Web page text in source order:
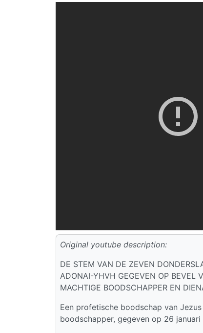
Original youtube description:
DE STEM VAN DE ZEVEN
ADONAI-YHVH GEGEVEN OP BEVEL
MACHTIGE BOODSCHAPPER EN
Een profetische boodschap van
boodschapper, gegeven op 26 januari